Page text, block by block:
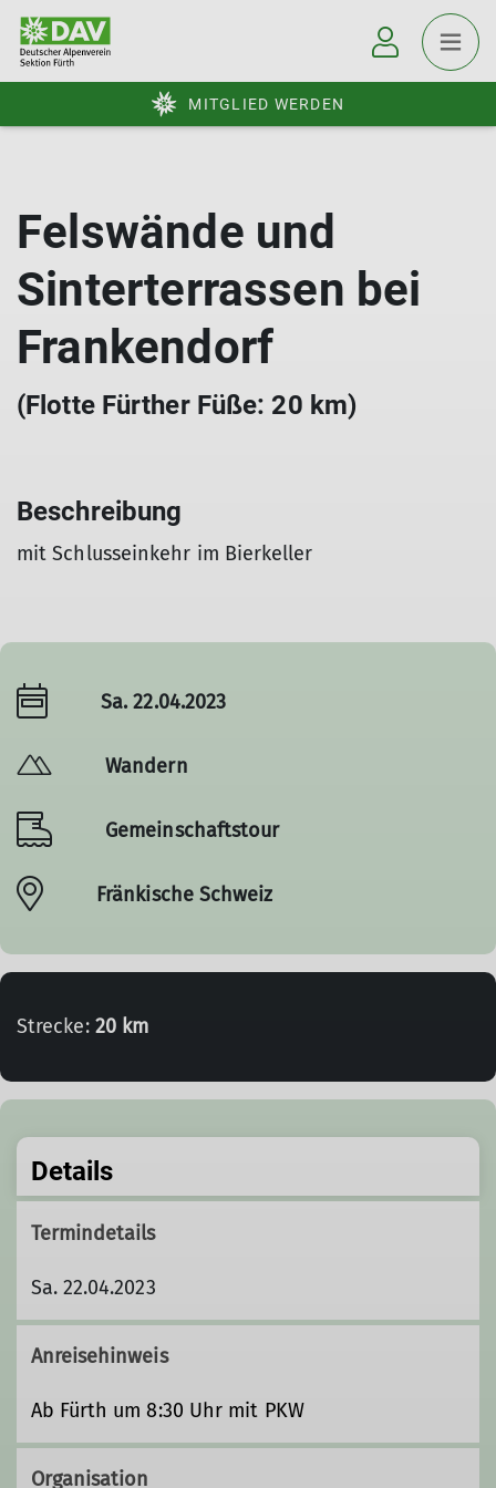
MITGLIED WERDEN
Felswände und
Sinterterrassen bei
Frankendorf
(Flotte Fürther Füße: 20 km)
Beschreibung
mit Schlusseinkehr im Bierkeller
Sa. 22.04.2023
Wandern
Gemeinschaftstour
Fränkische Schweiz
Strecke: 20 km
Details
Termindetails
Sa. 22.04.2023
Anreisehinweis
Ab Fürth um 8:30 Uhr mit PKW
Organisation